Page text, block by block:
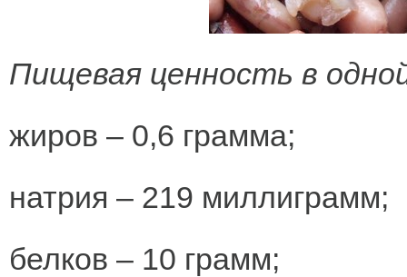
Пищевая ценность в
жиров – 0,6 грамма;
натрия – 219 миллиграмм;
белков – 10 грамм;